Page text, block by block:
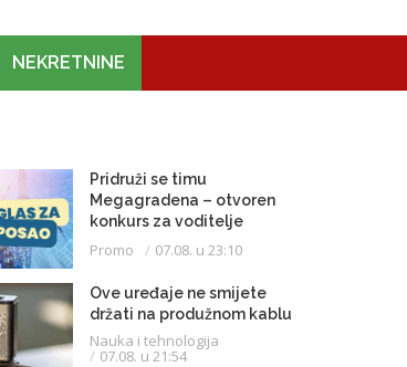
NEKRETNINE
Pridruži se timu
Megagradena – otvoren
konkurs za voditelje
gradilišta
Promo 07.08. u 23:10
Ove uređaje ne smijete
držati na produžnom kablu
Nauka i tehnologija
07.08. u 21:54